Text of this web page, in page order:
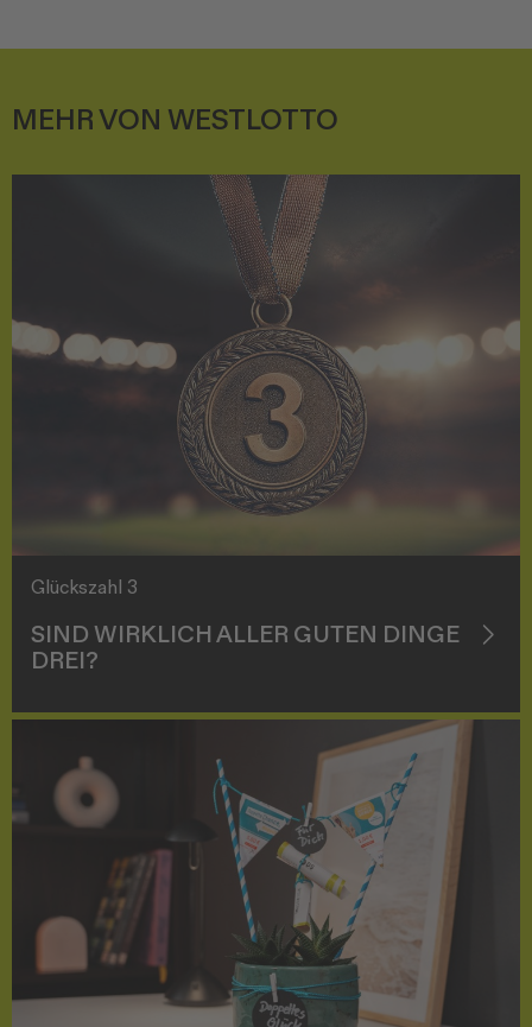
MEHR VON WESTLOTTO
Glückszahl 3
SIND WIRKLICH ALLER GUTEN DINGE
DREI?